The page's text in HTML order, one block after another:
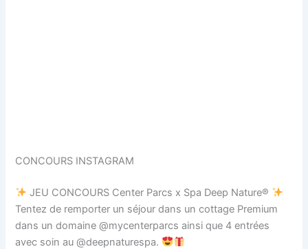
CONCOURS INSTAGRAM
JEU CONCOURS Center Parcs x Spa Deep Nature®
Tentez de remporter un séjour dans un cottage Premium
dans un domaine @mycenterparcs ainsi que 4 entrées
avec soin au @deepnaturespa.